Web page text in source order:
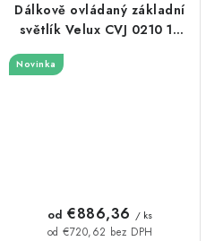
Dálkově ovládaný základní
světlík Velux CVJ 0210 15
Novinka
od €720,62 bez DPH
od €886,36 / ks